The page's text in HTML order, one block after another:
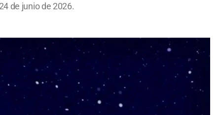
de junio de 2026.